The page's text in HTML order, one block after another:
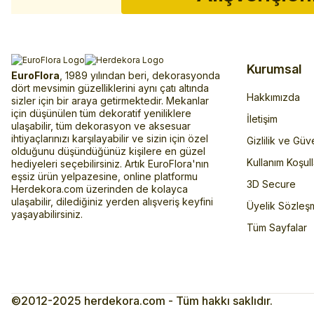
EuroFlora , 1989 yılından beri, dekorasyonda
dört mevsimin güzelliklerini aynı çatı altında
sizler için bir araya getirmektedir. Mekanlar
için düşünülen tüm dekoratif yeniliklere
ulaşabilir, tüm dekorasyon ve aksesuar
ihtiyaçlarınızı karşılayabilir ve sizin için özel
olduğunu düşündüğünüz kişilere en güzel
hediyeleri seçebilirsiniz. Artık EuroFlora'nın
eşsiz ürün yelpazesine, online platformu
Herdekora.com üzerinden de kolayca
ulaşabilir, dilediğiniz yerden alışveriş keyfini
yaşayabilirsiniz.
Kurumsal
Hakkımızda
İletişim
Gizlilik ve
Kullanım
3D Secure
Üyelik
Tüm Sayfalar
©2012-2025 herdekora.com - Tüm hakkı saklıdır.